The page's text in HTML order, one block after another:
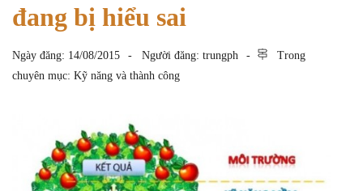
đang bị hiểu sai
Ngày đăng: 14/08/2015 Người đăng: trungph
Trong
chuyên mục: Kỹ năng và thành công